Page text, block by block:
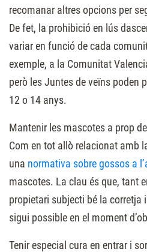
recomanar altres opcions per
De fet, la prohibició en lús
variar en funció de cada
exemple, a la Comunitat
però les Juntes de veïns poden
12 o 14 anys.
Mantenir les mascotes a prop
Com en tot allò relacionat amb
una normativa sobre gossos a
mascotes. La clau és que, tant
propietari subjecti bé la
sigui possible en el moment
Tenir especial cura en entrar i